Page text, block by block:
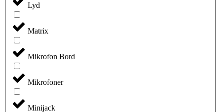
Lyd
Matrix
Mikrofon Bord
Mikrofoner
Minijack